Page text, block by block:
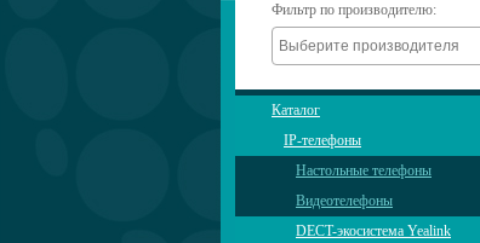
Фильтр по производителю:
Каталог
IP-телефоны
Настольные телефоны
Видеотелефоны
DECT-экосистема Yealink